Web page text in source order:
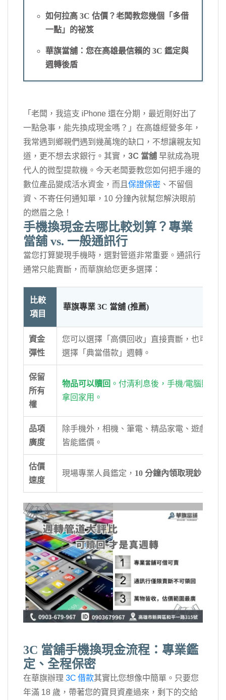
如何拉高 3C 估價？老闆教您幾個「多借
一點」的祕笈
華旗當舖：您在高雄最信賴的 3C 鑑定與
週轉後盾
「老闆，我這支 iPhone 還在分期，最近剛好出了
一點急事，能先換成現金嗎？」在高雄經營多年，
我常遇到鄉親們遇到幾萬塊的缺口，不想讓親友知
道，更不想去求銀行。其實， 3C 當舖 早就成為現
代人的微型提款機。今天老闆要教您如何把手邊的
數位產品變成活水資金，而且 保證保密 、不留個
資、不寄任何通知單，10 分鐘內就幫您解決眼前
的燃眉之急！
手機換現金去哪比較划算？專業
當舖 vs. 一般通訊行
當您打算變現手機時，選對管道非常重要。通訊行
通常只能賣斷，而華旗給您更多選擇：
比較
項目
華旗專業 3C 當舖 (推薦)
資金
彈性
您可以選擇「高價回收」直接賣斷，也可以
選擇「典當借款」週轉。
保留
所有
權
物品可以贖回 。付清利息後，手機/電腦照樣
拿回家用。
品項
廣度
除手機外，相機、筆電、精品家電、遊戲機
皆能鑑價。
估價
速度
現場專業人員鑑定， 10 分鐘內領取現鈔
3C 當舖手機換現金流程：專業鑑
定、全程保密
在華旗辦理 3C 借款其實比您想像中簡單。只要您
年滿 18 歲，帶著您的寶貝資產過來，剩下的交給